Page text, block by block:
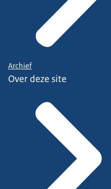
Archief
Over deze site